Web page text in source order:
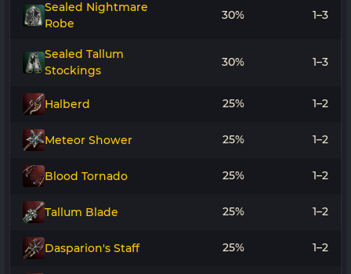
Sealed Nightmare
Robe
30% 1–3
Sealed Tallum
Stockings
30% 1–3
Halberd 25% 1–2
Meteor Shower 25% 1–2
Blood Tornado 25% 1–2
Tallum Blade 25% 1–2
Dasparion's Staff 25% 1–2